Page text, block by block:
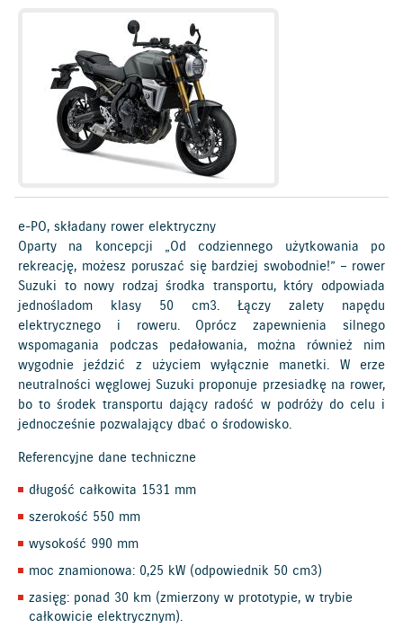
e-PO, składany rower elektryczny
Oparty na koncepcji „Od codziennego użytkowania po
rekreację, możesz poruszać się bardziej swobodnie!” – rower
Suzuki to nowy rodzaj środka transportu, który odpowiada
jednośladom klasy 50 cm3. Łączy zalety napędu
elektrycznego i roweru. Oprócz zapewnienia silnego
wspomagania podczas pedałowania, można również nim
wygodnie jeździć z użyciem wyłącznie manetki. W erze
neutralności węglowej Suzuki proponuje przesiadkę na rower,
bo to środek transportu dający radość w podróży do celu i
jednocześnie pozwalający dbać o środowisko.
Referencyjne dane techniczne
długość całkowita 1531 mm
szerokość 550 mm
wysokość 990 mm
moc znamionowa: 0,25 kW (odpowiednik 50 cm3)
zasięg: ponad 30 km (zmierzony w prototypie, w trybie
całkowicie elektrycznym).